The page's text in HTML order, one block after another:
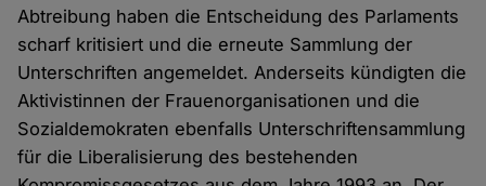
Abtreibung haben die Entscheidung des Parlaments
scharf kritisiert und die erneute Sammlung der
Unterschriften angemeldet. Anderseits kündigten die
Aktivistinnen der Frauenorganisationen und die
Sozialdemokraten ebenfalls Unterschriftensammlung
für die Liberalisierung des bestehenden